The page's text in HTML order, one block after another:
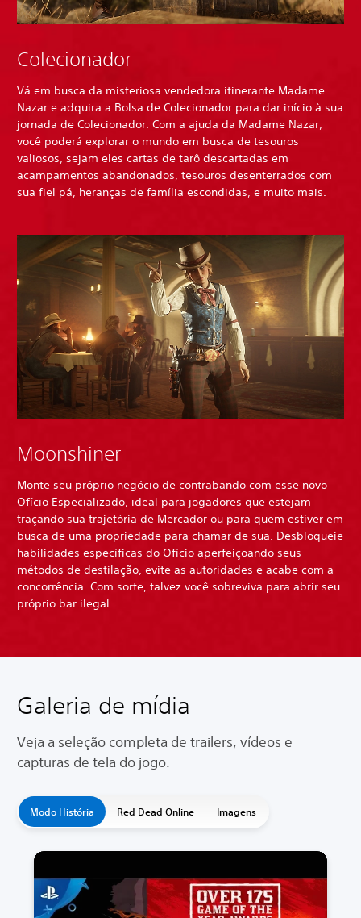
Colecionador
Vá em busca da misteriosa vendedora itinerante Madame
Nazar e adquira a Bolsa de Colecionador para dar início à sua
jornada de Colecionador. Com a ajuda da Madame Nazar,
você poderá explorar o mundo em busca de tesouros
valiosos, sejam eles cartas de tarô descartadas em
acampamentos abandonados, tesouros desenterrados com
sua fiel pá, heranças de família escondidas, e muito mais.
Moonshiner
Monte seu próprio negócio de contrabando com esse novo
Ofício Especializado, ideal para jogadores que estejam
traçando sua trajetória de Mercador ou para quem estiver em
busca de uma propriedade para chamar de sua. Desbloqueie
habilidades específicas do Ofício aperfeiçoando seus
métodos de destilação, evite as autoridades e acabe com a
concorrência. Com sorte, talvez você sobreviva para abrir seu
próprio bar ilegal.
Galeria de mídia
Veja a seleção completa de trailers, vídeos e
capturas de tela do jogo.
Modo História Red Dead Online Imagens